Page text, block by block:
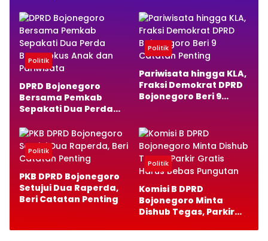
Politik
DPRD Bojonegoro
Bersama Pemkab
Sepakati Dua Perda
Pariwisata
Politik
Pariwisata hingga KLA,
Fraksi Demokrat DPRD
Bojonegoro Beri 9
Politik
PKB DPRD Bojonegoro
Setujui Dua Raperda,
Beri Catatan Penting
Politik
Komisi B DPRD
Bojonegoro Minta
Dishub Tegas, Parkir
Pungutan